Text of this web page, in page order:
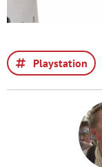
Playstation